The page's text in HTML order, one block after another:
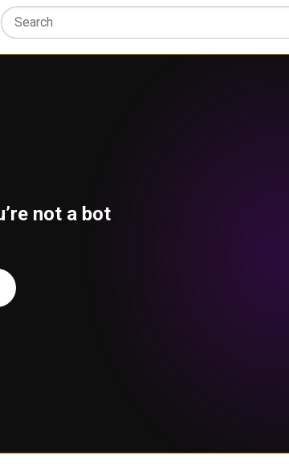
not a bot